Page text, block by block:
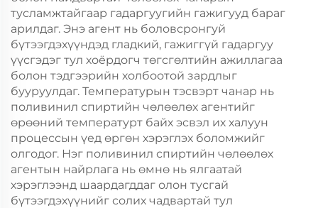
тусламжтайгаар гадаргуугийн гажигууд бараг
арилдаг. Энэ агент нь боловсронгуй
бүтээгдэхүүндэд гладкий, гажиггүй гадаргуу
үүсгэдэг тул хоёрдогч төгсгөлтийн ажиллагаа
болон тэдгээрийн холбоотой зардлыг
бууруулдаг. Температурын тэсвэрт чанар нь
поливинил спиртийн чөлөөлөх агентийг
өрөөний температурт байх эсвэл их халуун
процессын үед өргөн хэрэглэх боломжийг
олгодог. Нэг поливинил спиртийн чөлөөлөх
агентын найрлага нь өмнө нь ялгаатай
хэрэглээнд шаардагддаг олон тусгай
бүтээгдэхүүнийг солих чадвартай тул